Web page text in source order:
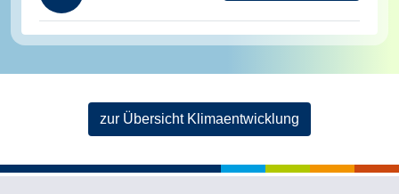
zur Übersicht Klimaentwicklung